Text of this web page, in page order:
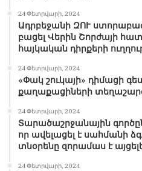
24 Փետրվարի, 2024
Ադրբեջանի ԶՈՒ
բացել Վերին Շորժայի
հայկական դիրքերի
24 Փետրվարի, 2024
«Փակ շուկայի» դիմացի
քաղաքացիների
24 Փետրվարի, 2024
Տարածաշրջանային
որ ավելացել է սահմանի
տնօրենը զորամաս է
24 Փետրվարի, 2024